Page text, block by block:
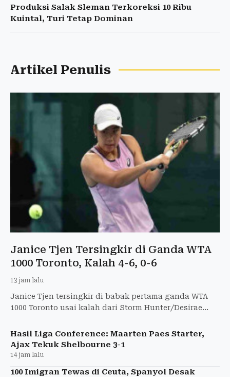
Produksi Salak Sleman Terkoreksi 10 Ribu
Kuintal, Turi Tetap Dominan
Artikel Penulis
Janice Tjen Tersingkir di Ganda WTA
1000 Toronto, Kalah 4-6, 0-6
13 jam lalu
Janice Tjen tersingkir di babak pertama ganda WTA
1000 Toronto usai kalah dari Storm Hunter/Desirae
Hasil Liga Conference: Maarten Paes Starter,
Ajax Tekuk Shelbourne 3-1
14 jam lalu
100 Imigran Tewas di Ceuta, Spanyol Desak